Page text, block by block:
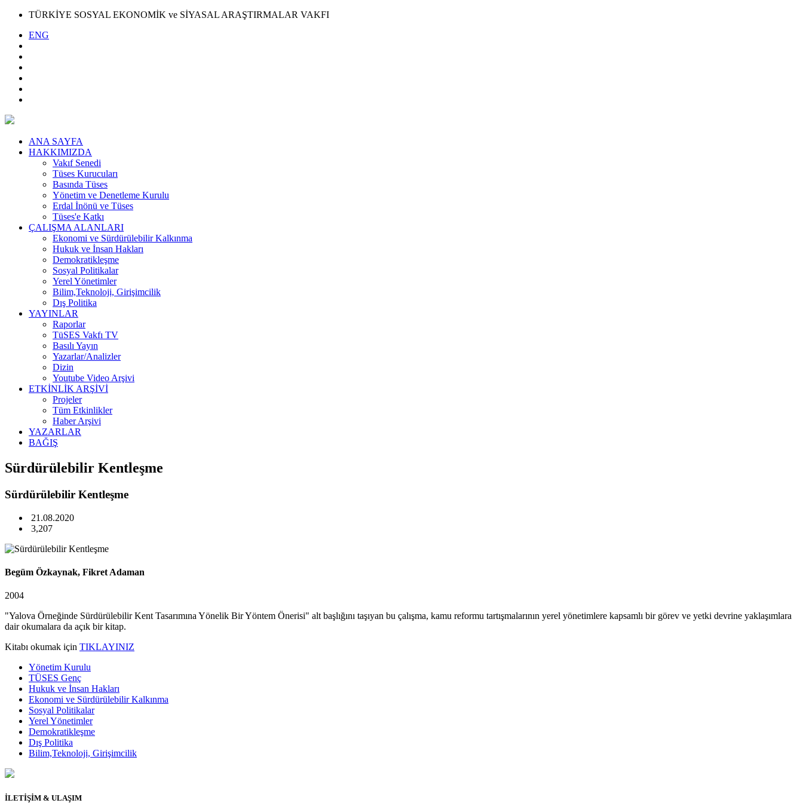
TÜRKİYE SOSYAL EKONOMİK ve SİYASAL ARAŞTIRMALAR VAKFI
ENG
ANA SAYFA
HAKKIMIZDA
Vakıf Senedi
Tüses Kurucuları
Basında Tüses
Yönetim ve Denetleme Kurulu
Erdal İnönü ve Tüses
Tüses'e Katkı
ÇALIŞMA ALANLARI
Ekonomi ve Sürdürülebilir Kalkınma
Hukuk ve İnsan Hakları
Demokratikleşme
Sosyal Politikalar
Yerel Yönetimler
Bilim,Teknoloji, Girişimcilik
Dış Politika
YAYINLAR
Raporlar
TüSES Vakfı TV
Basılı Yayın
Yazarlar/Analizler
Dizin
Youtube Video Arşivi
ETKİNLİK ARŞİVİ
Projeler
Tüm Etkinlikler
Haber Arşivi
YAZARLAR
BAĞIŞ
Sürdürülebilir Kentleşme
Sürdürülebilir Kentleşme
21.08.2020
3,207
Begüm Özkaynak, Fikret Adaman
2004
"Yalova Örneğinde Sürdürülebilir Kent Tasarımına Yönelik Bir Yöntem Önerisi" alt başlığını taşıyan bu çalışma, kamu reformu tartışmalarının yerel yönetimlere kapsamlı bir görev ve yetki devrine yaklaşımlara
dair okumalara da açık bir kitap.
Kitabı okumak için TIKLAYINIZ
Yönetim Kurulu
TÜSES Genç
Hukuk ve İnsan Hakları
Ekonomi ve Sürdürülebilir Kalkınma
Sosyal Politikalar
Yerel Yönetimler
Demokratikleşme
Dış Politika
Bilim,Teknoloji, Girişimcilik
İLETİŞİM & ULAŞIM